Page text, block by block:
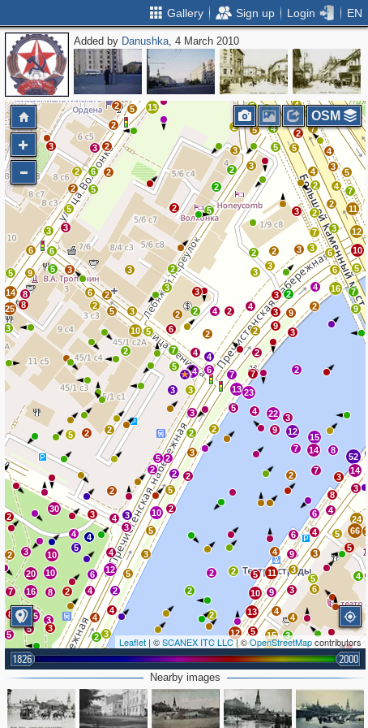
Gallery Sign up Login EN
Added by Danushka, 4 March 2010
3
8
7
2
2
30
10
4
10
20
3
16 8 2 4
5
4
4
12
6
2
5
4
4
2 3
6
2
4
3
3
5
15
5
3 8
5
2
12
3
2
4 13
6
7
8 15
5
10
15
9
3 3
15
14
12
7
8
3
14
52
66
24
5
5
3
4
4
3
13 4
9 3 6
5
9
3
11
4
5
2
10
2
2
6 4
6
8
4
3
7
2
9
5
13
2
3
2
2
5
2
2
10
3
5
3
4 3
2
5
2
2
3
5 2 2
3
3
3
14
5
5 6
7 4
2
2 2
3
4
2 4
2 9
7
4
6
23
7
4 22 3
2
2
3
9
2
4
9
7
16
6 5
6
3
7
3
2
3
3
3
3
2 2
2
3
2
2
3
12
11
4 7
5
3
4
4
10
3
12
10
2
12
18
5
2 5 13
11 19 11 8 3 6
2
5
2
2
2
4
4
4
10
3
3
2
2
2
7
5
5
2
4
4
5
5
2
3
2
3
5
2
2
2
2
3
2
6
2
2
5
3
5
3
6
9 5
6
3
6
2
5
2
3
3
2
3
10
2
3
25
14
8
8
5
3
2
Leaflet | ©SCANEX ITC LLC| ©OpenStreetMapcontributors
1826 2000
OSM
Nearby images